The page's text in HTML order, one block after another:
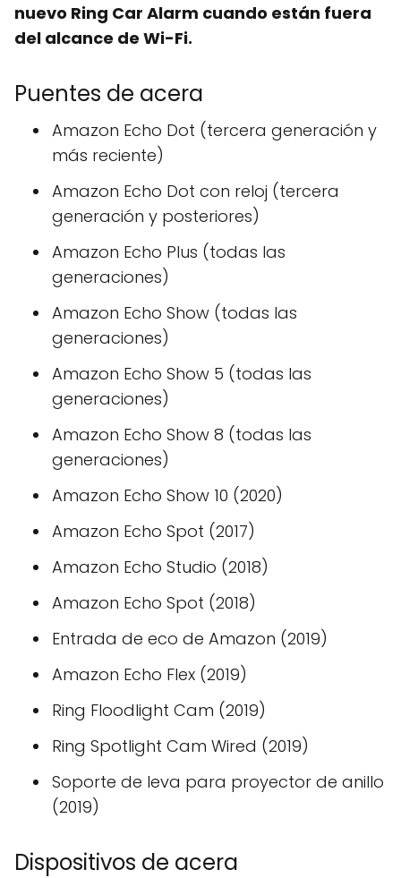
nuevo Ring Car Alarm cuando están fuera
del alcance de Wi-Fi.
Puentes de acera
Amazon Echo Dot (tercera generación y
más reciente)
Amazon Echo Dot con reloj (tercera
generación y posteriores)
Amazon Echo Plus (todas las
generaciones)
Amazon Echo Show (todas las
generaciones)
Amazon Echo Show 5 (todas las
generaciones)
Amazon Echo Show 8 (todas las
generaciones)
Amazon Echo Show 10 (2020)
Amazon Echo Spot (2017)
Amazon Echo Studio (2018)
Amazon Echo Spot (2018)
Entrada de eco de Amazon (2019)
Amazon Echo Flex (2019)
Ring Floodlight Cam (2019)
Ring Spotlight Cam Wired (2019)
Soporte de leva para proyector de anillo
(2019)
Dispositivos de acera